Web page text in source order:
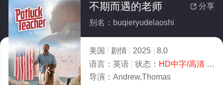
 分享
不期而遇的老师
别名：buqieryudelaoshi
美国 剧情 2025
8.0
语言： 英语 状态： HD中字/高清- 免费在线观看
导演： Andrew,Thomas